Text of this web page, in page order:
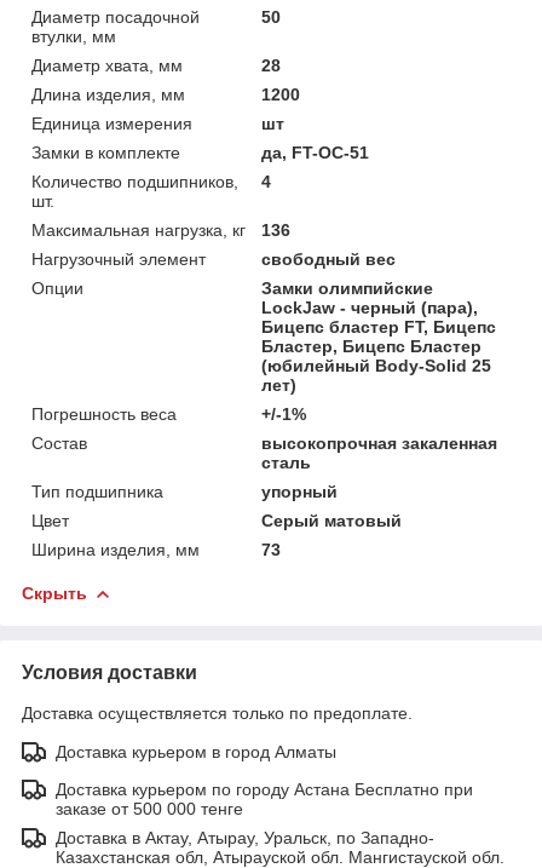
Диаметр посадочной
втулки, мм
50
Диаметр хвата, мм
28
Длина изделия, мм
1200
Единица измерения
шт
Замки в комплекте
да, FT-OC-51
Количество подшипников,
шт.
4
Максимальная нагрузка, кг
136
Нагрузочный элемент
свободный вес
Опции
Замки олимпийские
LockJaw - черный (пара),
Бицепс бластер FT, Бицепс
Бластер, Бицепс Бластер
(юбилейный Body-Solid 25
лет)
Погрешность веса
+/-1%
Состав
высокопрочная закаленная
сталь
Тип подшипника
упорный
Цвет
Серый матовый
Ширина изделия, мм
73
Скрыть
Условия доставки
Доставка осуществляется только по предоплате.
Доставка курьером в город Алматы
Доставка курьером по городу Астана Бесплатно при
заказе от 500 000 тенге
Доставка в Актау, Атырау, Уральск, по Западно-
Казахстанская обл, Атырауской обл. Мангистауской обл.